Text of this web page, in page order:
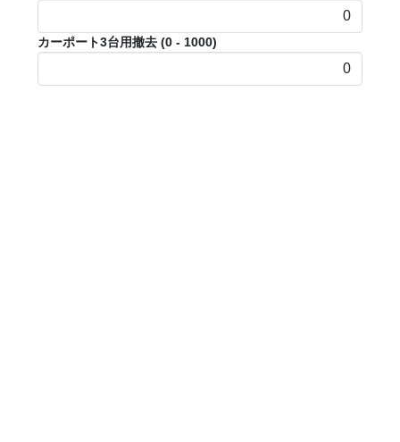
カーポート3台用撤去 (0 - 1000)